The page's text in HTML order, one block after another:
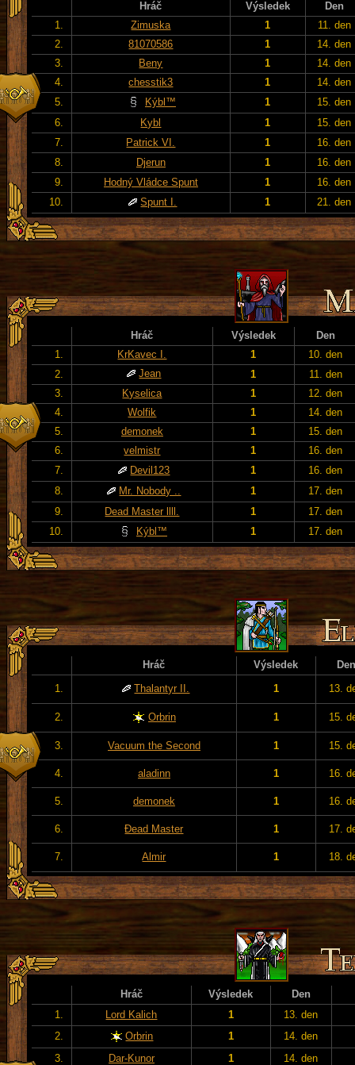
Hráč Výsledek
Den
1.
Zimuska 1
11. den
2.
81070586 1
14. den
3.
Beny 1
14. den
4.
chesstik3 1
14. den
5.
Kýbl™ 1
15. den
6.
Kybl 1
15. den
7.
Patrick VI. 1
16. den
8.
Djerun 1
16. den
9.
Hodný Vládce Spunt 1
16. den
10.
Spunt I. 1 21. den
Hráč Výsledek
Den
1.
KrKavec I. 1
10. den
2.
Jean 1
11. den
3.
Kyselica 1
12. den
4.
Wolfik 1
14. den
5.
demonek 1
15. den
6.
velmistr 1
16. den
7.
Devil123 1
16. den
8.
Mr. Nobody .. 1
17. den
9.
Dead Master llll. 1
17. den
10.
Kýbl™ 1 17. den
Hráč Výsledek
Den
1.
Thalantyr II. 1 13.
2. Orbrin 1 15.
3. Vacuum the Second 1 15.
4. aladinn 1 16.
5. demonek 1 16.
6. Đead Master 1 17.
7. Almir 1 18.
Hráč Výsledek
Den
1.
Lord Kalich 1
13. den
2.
Orbrin 1
14. den
3.
Dar-Kunor 1
14. den